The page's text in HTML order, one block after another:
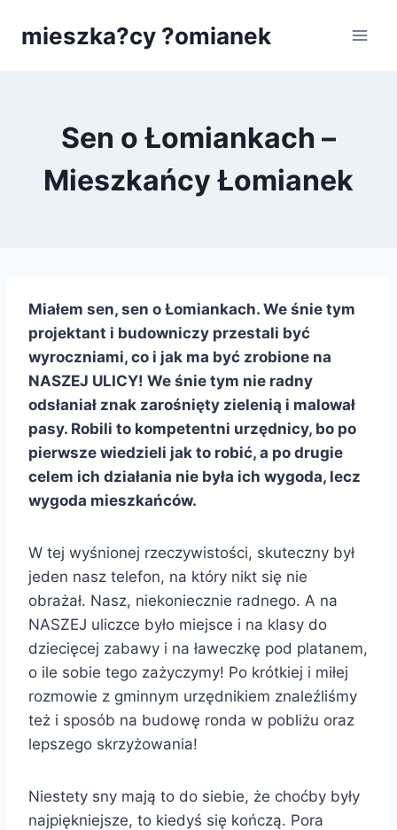
mieszka?cy ?omianek
Sen o Łomiankach –
Mieszkańcy Łomianek
Miałem sen, sen o Łomiankach. We śnie tym
projektant i budowniczy przestali być
wyroczniami, co i jak ma być zrobione na
NASZEJ ULICY! We śnie tym nie radny
odsłaniał znak zarośnięty zielenią i malował
pasy. Robili to kompetentni urzędnicy, bo po
pierwsze wiedzieli jak to robić, a po drugie
celem ich działania nie była ich wygoda, lecz
wygoda mieszkańców.
W tej wyśnionej rzeczywistości, skuteczny był
jeden nasz telefon, na który nikt się nie
obrażał. Nasz, niekoniecznie radnego. A na
NASZEJ uliczce było miejsce i na klasy do
dziecięcej zabawy i na ławeczkę pod platanem,
o ile sobie tego zażyczymy! Po krótkiej i miłej
rozmowie z gminnym urzędnikiem znaleźliśmy
też i sposób na budowę ronda w pobliżu oraz
lepszego skrzyżowania!
Niestety sny mają to do siebie, że choćby były
najpiękniejsze, to kiedyś się kończą. Pora